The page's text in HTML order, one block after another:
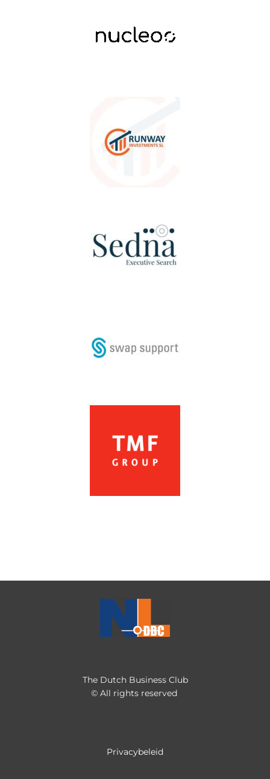
The Dutch Business Club
© All rights reserved
Privacybeleid